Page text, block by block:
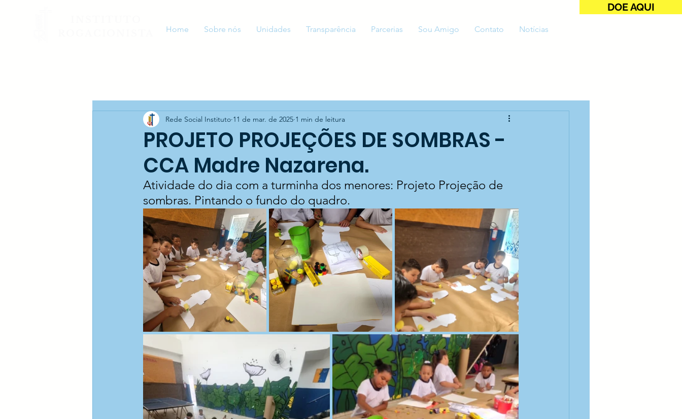
DOE AQUI
Home Sobre nós Unidades Transparência Parcerias Sou Amigo Contato Notícias
PROJETO PROJEÇÕES DE SOMBRAS -
CCA Madre Nazarena.
Rede Social Instituto 11 de mar. de 2025 1 min de leitura
Atividade do dia com a turminha dos menores: Projeto Projeção de
sombras. Pintando o fundo do quadro.